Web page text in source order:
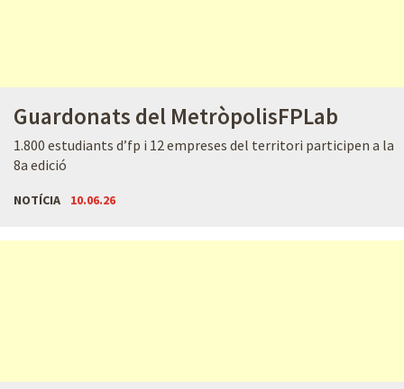
Guardonats del MetròpolisFPLab
1.800 estudiants d’fp i 12 empreses del territori participen a la
8a edició
NOTÍCIA 10.06.26